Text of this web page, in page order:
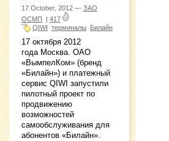
17 October, 2012 — ЗАО
ОСМП | 417
QIWI терминалы Билайн
17 октября 2012
года Москва. ОАО
«ВымпелКом» (бренд
«Билайн») и платежный
сервис QIWI запустили
пилотный проект по
продвижению
возможностей
самообслуживания для
абонентов «Билайн».